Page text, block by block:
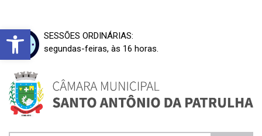
Barra de Ferramentas Aberta
SESSÕES ORDINÁRIAS:
segundas-feiras, às 16 horas.